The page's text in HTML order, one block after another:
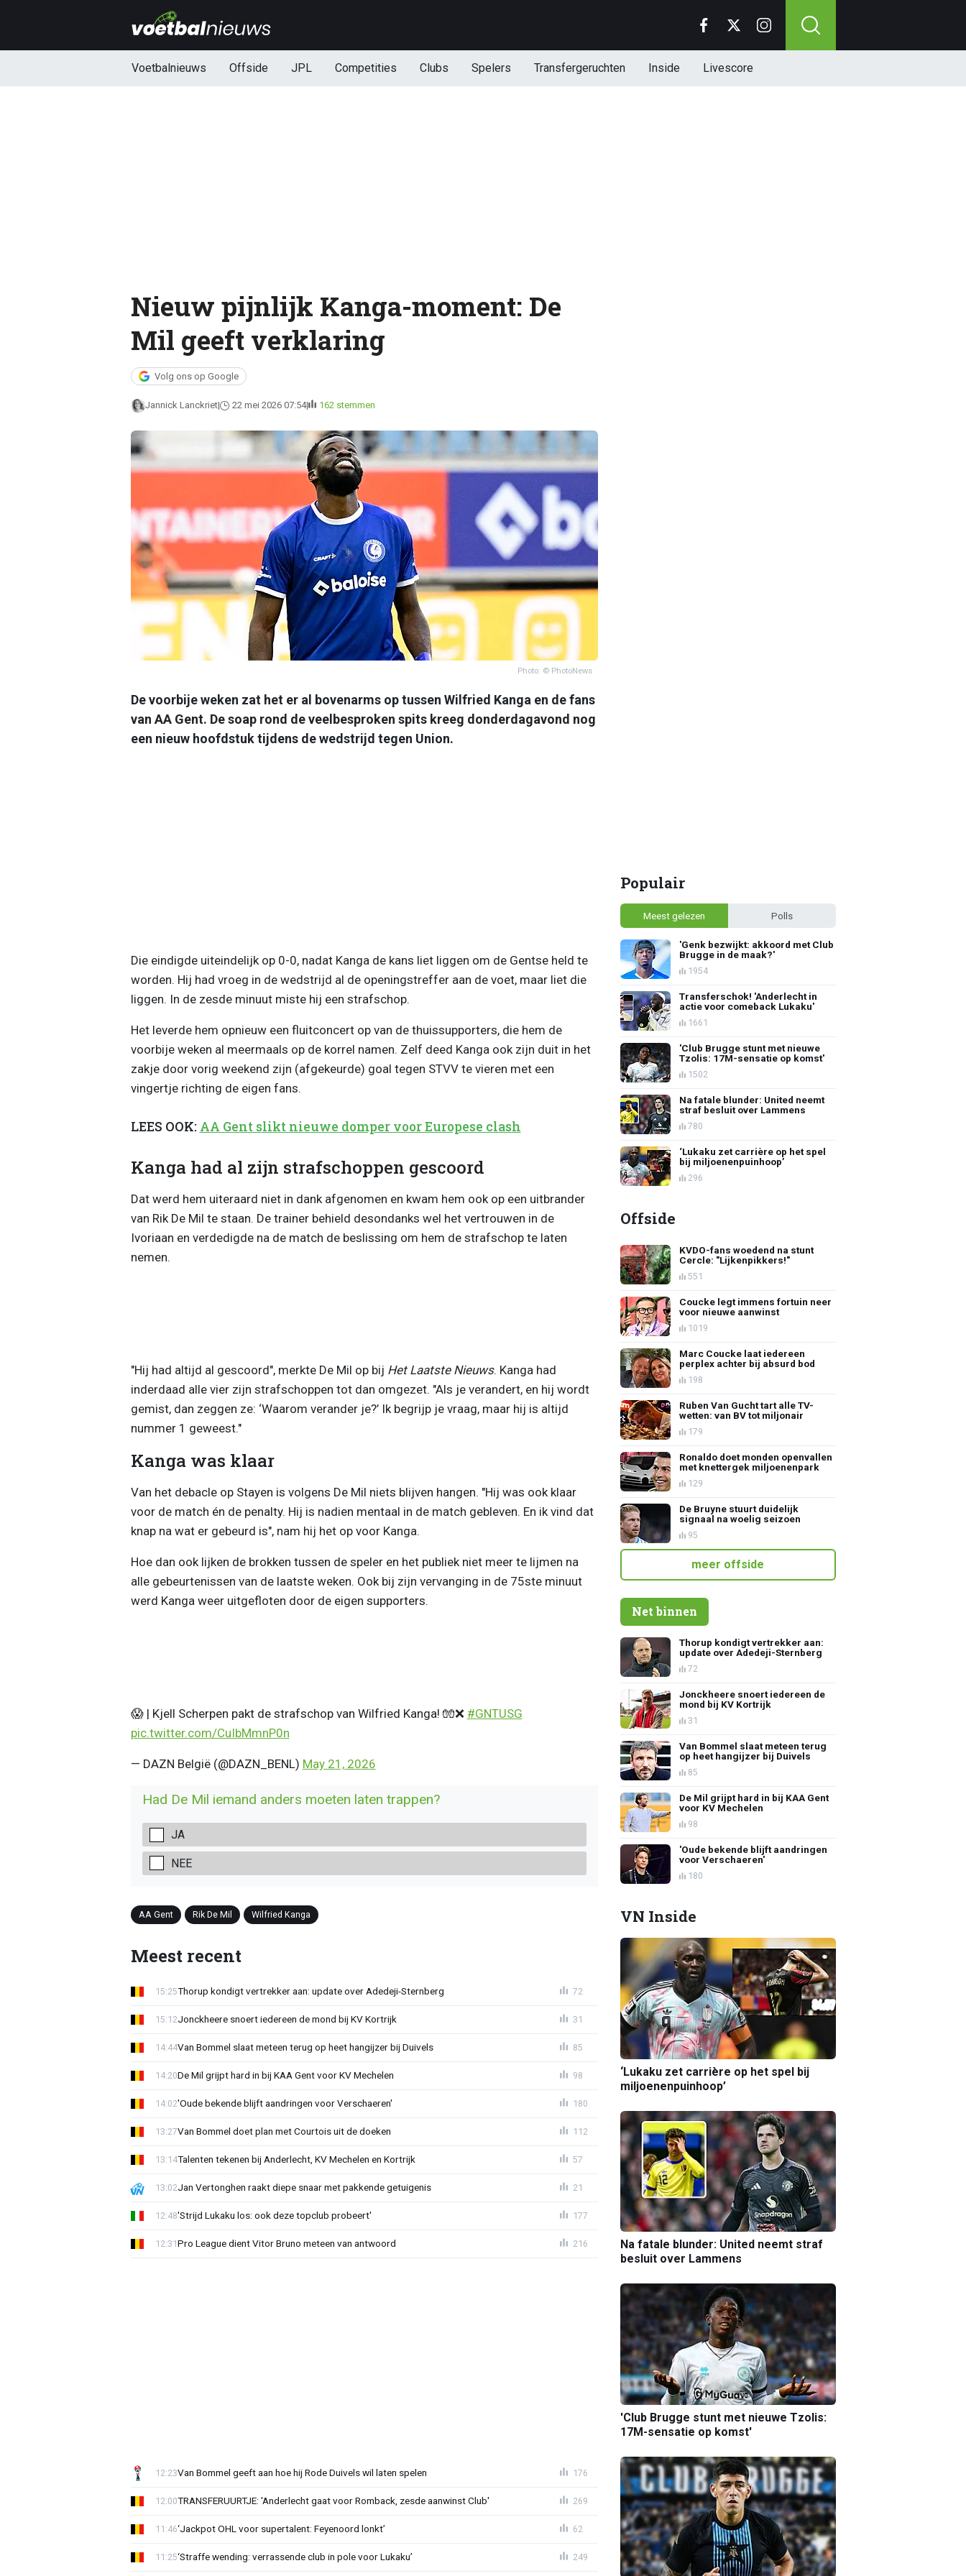
Voetbalnieuws Offside JPL Competities Clubs Spelers Transfergeruchten Inside Livescore
Nieuw pijnlijk Kanga-moment: De
Mil geeft verklaring
Volg ons op Google
Jannick Lanckriet 22 mei 2026 07:54 162 stemmen
Photo: © PhotoNews
De voorbije weken zat het er al bovenarms op tussen Wilfried Kanga en de fans
van AA Gent. De soap rond de veelbesproken spits kreeg donderdagavond nog
een nieuw hoofdstuk tijdens de wedstrijd tegen Union.
Die eindigde uiteindelijk op 0-0, nadat Kanga de kans liet liggen om de Gentse held te
worden. Hij had vroeg in de wedstrijd al de openingstreffer aan de voet, maar liet die
liggen. In de zesde minuut miste hij een strafschop.
Het leverde hem opnieuw een fluitconcert op van de thuissupporters, die hem de
voorbije weken al meermaals op de korrel namen. Zelf deed Kanga ook zijn duit in het
zakje door vorig weekend zijn (afgekeurde) goal tegen STVV te vieren met een
vingertje richting de eigen fans.
LEES OOK: AA Gent slikt nieuwe domper voor Europese clash
Kanga had al zijn strafschoppen gescoord
Dat werd hem uiteraard niet in dank afgenomen en kwam hem ook op een uitbrander
van Rik De Mil te staan. De trainer behield desondanks wel het vertrouwen in de
Ivoriaan en verdedigde na de match de beslissing om hem de strafschop te laten
nemen.
"Hij had altijd al gescoord", merkte De Mil op bij Het Laatste Nieuws. Kanga had
inderdaad alle vier zijn strafschoppen tot dan omgezet. "Als je verandert, en hij wordt
gemist, dan zeggen ze: ‘Waarom verander je?’ Ik begrijp je vraag, maar hij is altijd
nummer 1 geweest."
Kanga was klaar
Van het debacle op Stayen is volgens De Mil niets blijven hangen. "Hij was ook klaar
voor de match én de penalty. Hij is nadien mentaal in de match gebleven. En ik vind dat
knap na wat er gebeurd is", nam hij het op voor Kanga.
Hoe dan ook lijken de brokken tussen de speler en het publiek niet meer te lijmen na
alle gebeurtenissen van de laatste weken. Ook bij zijn vervanging in de 75ste minuut
werd Kanga weer uitgefloten door de eigen supporters.
😱 | Kjell Scherpen pakt de strafschop van Wilfried Kanga! 🧤❌ #GNTUSG
pic.twitter.com/CuIbMmnP0n
— DAZN België (@DAZN_BENL) May 21, 2026
Had De Mil iemand anders moeten laten trappen?
JA
NEE
AA Gent Rik De Mil Wilfried Kanga
Meest recent
Thorup kondigt vertrekker aan: update over Adedeji-Sternberg
15:25 72
Jonckheere snoert iedereen de mond bij KV Kortrijk
15:12 31
Van Bommel slaat meteen terug op heet hangijzer bij Duivels
14:44 85
De Mil grijpt hard in bij KAA Gent voor KV Mechelen
14:20 98
'Oude bekende blijft aandringen voor Verschaeren'
14:02 180
Van Bommel doet plan met Courtois uit de doeken
13:27 112
Talenten tekenen bij Anderlecht, KV Mechelen en Kortrijk
13:14 57
Jan Vertonghen raakt diepe snaar met pakkende getuigenis
13:02 21
'Strijd Lukaku los: ook deze topclub probeert'
12:48 177
Pro League dient Vitor Bruno meteen van antwoord
12:31 216
Van Bommel geeft aan hoe hij Rode Duivels wil laten spelen
12:23 176
TRANSFERUURTJE: 'Anderlecht gaat voor Romback, zesde aanwinst Club'
12:00 269
‘Jackpot OHL voor supertalent: Feyenoord lonkt’
11:46 62
‘Straffe wending: verrassende club in pole voor Lukaku’
11:25 249
Populair
Meest gelezen Polls
'Genk bezwijkt: akkoord met Club
Brugge in de maak?'
1954
Transferschok! 'Anderlecht in
actie voor comeback Lukaku'
1661
'Club Brugge stunt met nieuwe
Tzolis: 17M-sensatie op komst'
1502
Na fatale blunder: United neemt
straf besluit over Lammens
780
‘Lukaku zet carrière op het spel
bij miljoenenpuinhoop’
296
Offside
KVDO-fans woedend na stunt
Cercle: "Lijkenpikkers!"
551
Coucke legt immens fortuin neer
voor nieuwe aanwinst
1019
Marc Coucke laat iedereen
perplex achter bij absurd bod
198
Ruben Van Gucht tart alle TV-
wetten: van BV tot miljonair
179
Ronaldo doet monden openvallen
met knettergek miljoenenpark
129
De Bruyne stuurt duidelijk
signaal na woelig seizoen
95
meer offside
Net binnen
Thorup kondigt vertrekker aan:
update over Adedeji-Sternberg
72
Jonckheere snoert iedereen de
mond bij KV Kortrijk
31
Van Bommel slaat meteen terug
op heet hangijzer bij Duivels
85
De Mil grijpt hard in bij KAA Gent
voor KV Mechelen
98
'Oude bekende blijft aandringen
voor Verschaeren'
180
VN Inside
‘Lukaku zet carrière op het spel bij
miljoenenpuinhoop’
Na fatale blunder: United neemt straf
besluit over Lammens
'Club Brugge stunt met nieuwe Tzolis:
17M-sensatie op komst'